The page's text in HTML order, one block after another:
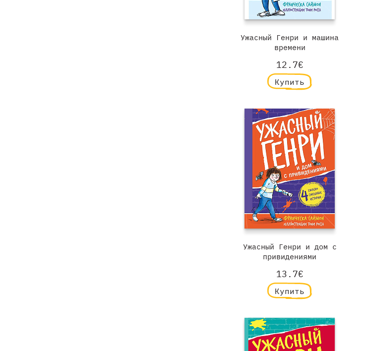
Ужасный Генри и машина
времени
12.7€
Купить
Ужасный Генри и дом с
привидениями
13.7€
Купить